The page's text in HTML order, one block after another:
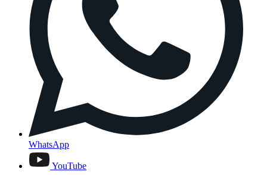
WhatsApp
YouTube